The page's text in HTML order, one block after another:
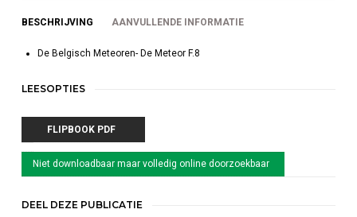
BESCHRIJVING AANVULLENDE INFORMATIE
De Belgisch Meteoren- De Meteor F.8
LEESOPTIES
FLIPBOOK PDF
Niet downloadbaar maar volledig online doorzoekbaar
DEEL DEZE PUBLICATIE